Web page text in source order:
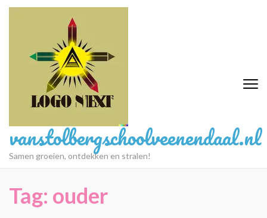
Ga
vanstolbergschoolveenendaal.nl
Samen groeien, ontdekken en stralen!
Tag: ouder